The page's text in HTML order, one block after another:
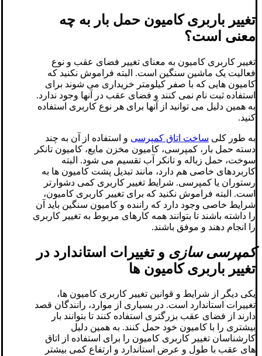
تغییر باربری کامیون حمل بار به چه
معنی است؟
تغییر کاربری کامیون به معنای تغییر فضای عقب و نوع
فعالیت یک ماشین سنگین است. البته فراموش نکنید که
کامیون هایی که با صفر کیلومتر خریداری می شوند برای
استفاده ثبت نام نمی کنند و فضای عقب در آنها وجود ندارد.
به همین دلیل می توانید از آنها برای هر نوع کاربری استفاده
کنید.
به طور کلی ساخت اتاق کمپرسی و استفاده از آن به چند
دسته حمل بار، کمپرسی، کامیون مخزن مایع، کامیون تانکر
سوخت، حمل زباله و تانکر آب تقسیم می شود. البته
کاربردهای خاصی هم دارد، مانند تبدیل پشت کامیون ها به
رستوران یا کمپرسی. شرایط تغییر کاربری کمی دشوارتر
است. البته فراموش نکنید که برای تغییر کاربری کامیون،
شرایط خاصی وجود دارد که راننده و کامیون سنگین باید آن
را داشته باشند تا بتوانند همه کارهای مربوط به تغییر کاربری
را انجام دهند و موفق باشند.
کمپرسی سازی و تغییرات استاندارد در
تغییر باربری کامیون ها
یکی دیگر از شرایط و قوانین تغییر کاربری کامیون ها،
تغییرات استاندارد است. در بسیاری از موارد، رانندگان قصد
دارند از فضای عقب بزرگتری استفاده کنند تا بتوانند بار
بیشتری را با کامیون خود حمل کنند. به همین دلیل
کارشناسان تغییر کاربری کامیون را برای استفاده از اتاق
های عقب با طول و عرض استاندارد و ارتفاع کمی بیشتر